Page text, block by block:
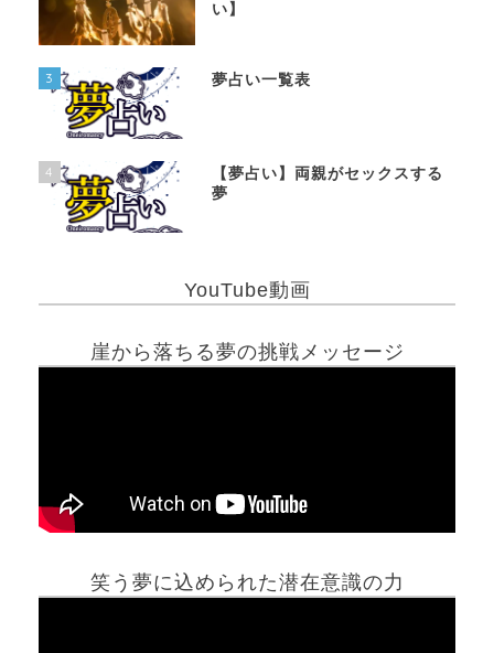
い】
3 夢占い一覧表
4
【夢占い】両親がセックスする
夢
YouTube動画
崖から落ちる夢の挑戦メッセージ
笑う夢に込められた潜在意識の力